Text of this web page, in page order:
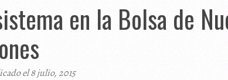
en la Bolsa de
el 8 julio, 2015